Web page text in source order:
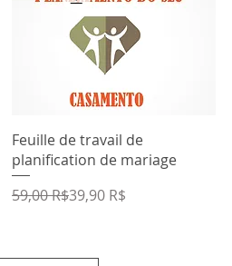
Aperçu rapide
Feuille de travail de
planification de mariage
Prix original
59,00 R$
Prix promotionnel
39,90 R$